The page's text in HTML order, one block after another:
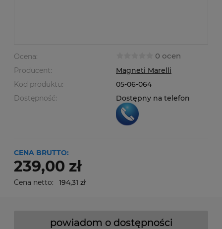
Ocena: 0 ocen
Producent:
Magneti Marelli
Kod produktu:
05-06-064
Dostępność:
Dostępny na telefon
CENA BRUTTO:
239,00 zł
Cena netto: 194,31 zł
powiadom o dostępności